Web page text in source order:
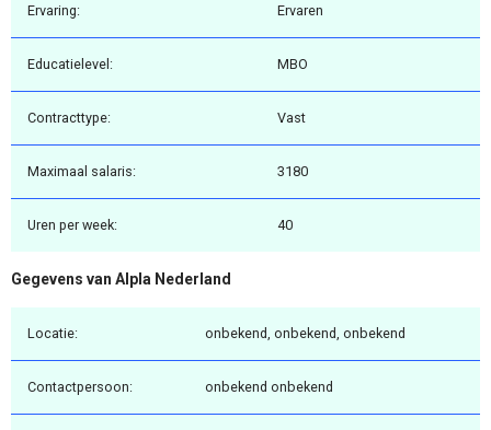
Ervaring: Ervaren
Educatielevel: MBO
Contracttype: Vast
Maximaal salaris: 3180
Uren per week: 40
Gegevens van Alpla Nederland
Locatie: onbekend, onbekend, onbekend
Contactpersoon: onbekend onbekend